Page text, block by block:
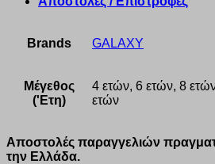
Brands GALAXY
Μέγεθος
('Ετη)
4 ετών, 6 ετών, 8
ετών
Αποστολές παραγγελιών
την Ελλάδα.